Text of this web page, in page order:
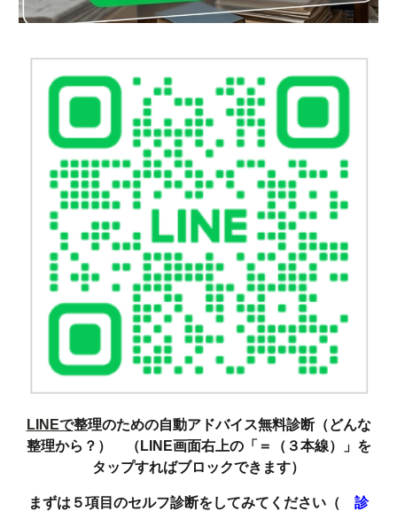
LINEで整理のための自動アドバイス無料診断（どんな
整理から？） （LINE画面右上の「＝（３本線）」を
タップすればブロックできます）
まずは５項目のセルフ診断をしてみてください（ 診